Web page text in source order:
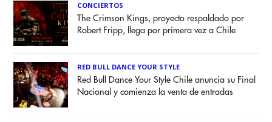
CONCIERTOS
The Crimson Kings, proyecto respaldado por
Robert Fripp, llega por primera vez a Chile
RED BULL DANCE YOUR STYLE
Red Bull Dance Your Style Chile anuncia su Final
Nacional y comienza la venta de entradas